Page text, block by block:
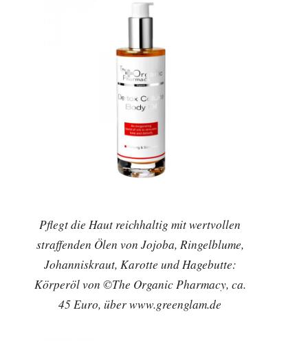
Pflegt die Haut reichhaltig mit wertvollen
straffenden Ölen von Jojoba, Ringelblume,
Johanniskraut, Karotte und Hagebutte:
Körperöl von ©The Organic Pharmacy, ca.
45 Euro, über www.greenglam.de